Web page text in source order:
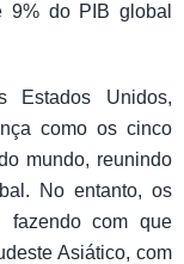
9% do PIB global
Estados Unidos,
como os cinco
mundo, reunindo
No entanto, os
fazendo com que
Asiático, com